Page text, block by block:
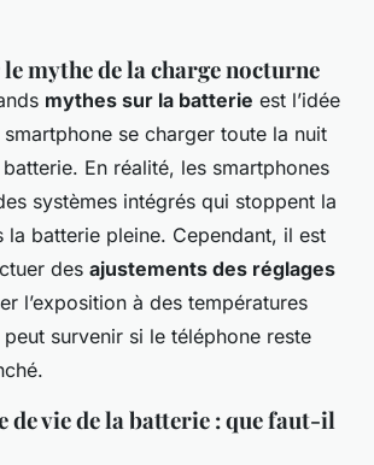
mythe de la charge nocturne
mythes sur la batterie est l’idée
se charger toute la nuit
En réalité, les smartphones
systèmes intégrés qui stoppent la
la batterie pleine. Cependant, il est
des ajustements des réglages
l’exposition à des températures
survenir si le téléphone reste
de vie de la batterie : que faut-il